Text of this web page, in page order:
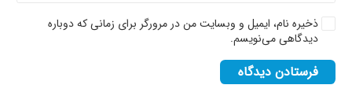
ذخیره نام، ایمیل و وبسایت من در مرورگر برای زمانی که دوباره
دیدگاهی می‌نویسم.
فرستادن دیدگاه